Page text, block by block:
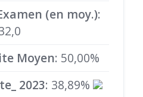
(en moy.):
Moyen: 50,00%
2023: 38,89%